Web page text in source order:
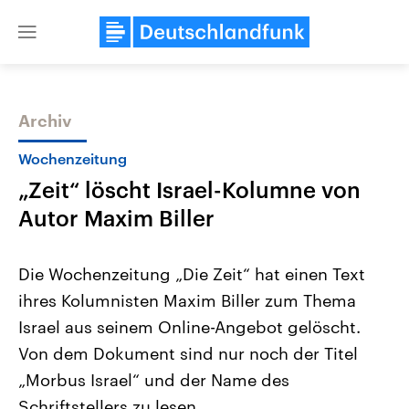
Close
Themen
Landtagswahl Sachsen-Anhalt
2026
Alle Informationen
Sachsen-Anhalt wählt am 6.
September 2026 einen neuen
Landtag. Seit 2021 wird das
Bundesland von einer Koalition aus
USA
Aktuelle Beiträge,
Hintergründe
Wirtschaftlich und
gehören die Vereinigten
den mächtigsten Ländern
Archiv
Wochenzeitung
„Zeit“ löscht Israel-Kolumne von
Autor Maxim Biller
Die Wochenzeitung „Die Zeit“ hat einen Text
ihres Kolumnisten Maxim Biller zum Thema
Israel aus seinem Online-Angebot gelöscht.
Von dem Dokument sind nur noch der Titel
„Morbus Israel“ und der Name des